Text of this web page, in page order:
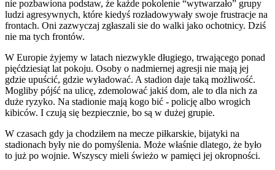
nie pozbawiona podstaw, że każde pokolenie “wytwarzało” grupy
ludzi agresywnych, które kiedyś rozładowywały swoje frustracje na
frontach. Oni zazwyczaj zgłaszali sie do walki jako ochotnicy. Dziś
nie ma tych frontów.
W Europie żyjemy w latach niezwykle długiego, trwającego ponad
pięćdziesiąt lat pokoju. Osoby o nadmiernej agresji nie mają jej
gdzie upuścić, gdzie wyładować. A stadion daje taką możliwość.
Mogliby pójść na ulicę, zdemolować jakiś dom, ale to dla nich za
duże ryzyko. Na stadionie mają kogo bić - policję albo wrogich
kibiców. I czują się bezpiecznie, bo są w dużej grupie.
W czasach gdy ja chodziłem na mecze piłkarskie, bijatyki na
stadionach były nie do pomyślenia. Może właśnie dlatego, że było
to już po wojnie. Wszyscy mieli świeżo w pamięci jej okropności.